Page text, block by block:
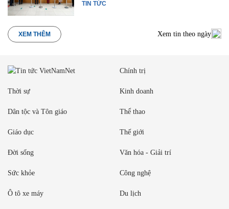
TIN TỨC
XEM THÊM Xem tin theo ngày
Chính trị
Thời sự Kinh doanh
Dân tộc và Tôn giáo Thể thao
Giáo dục Thế giới
Đời sống Văn hóa - Giải trí
Sức khỏe Công nghệ
Ô tô xe máy Du lịch